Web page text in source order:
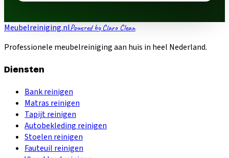
Meubelreiniging.nlPowered by Claro Clean
Professionele meubelreiniging aan huis in heel Nederland.
Diensten
Bank reinigen
Matras reinigen
Tapijt reinigen
Autobekleding reinigen
Stoelen reinigen
Fauteuil reinigen